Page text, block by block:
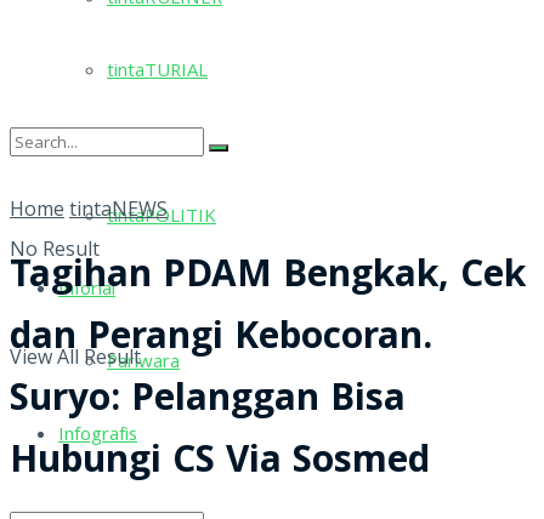
tintaTURIAL
tintaPOLITIK
Inforial
Pariwara
Infografis
No Result
View All Result
Home tintaNEWS
Tagihan PDAM Bengkak, Cek
dan Perangi Kebocoran.
Suryo: Pelanggan Bisa
Hubungi CS Via Sosmed